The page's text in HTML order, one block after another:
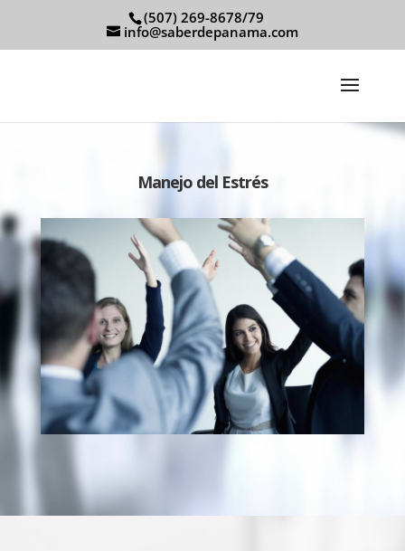
(507) 269-8678/79
info@saberdepanama.com
Manejo del Estrés